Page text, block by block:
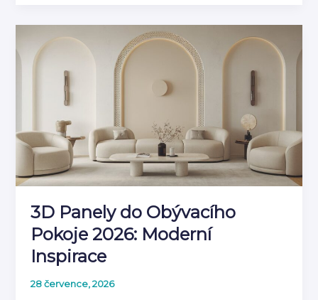
dalšími
výzdoby
3D Panely do Obývacího
Pokoje 2026: Moderní
Inspirace
28 července, 2026